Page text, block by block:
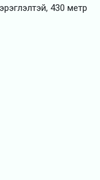
430 метр